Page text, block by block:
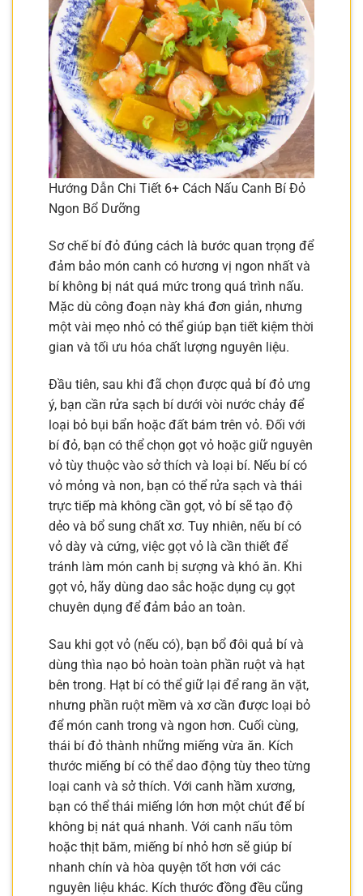
Hướng Dẫn Chi Tiết 6+ Cách Nấu Canh Bí Đỏ
Ngon Bổ Dưỡng
Sơ chế bí đỏ đúng cách là bước quan trọng để
đảm bảo món canh có hương vị ngon nhất và
bí không bị nát quá mức trong quá trình nấu.
Mặc dù công đoạn này khá đơn giản, nhưng
một vài mẹo nhỏ có thể giúp bạn tiết kiệm thời
gian và tối ưu hóa chất lượng nguyên liệu.
Đầu tiên, sau khi đã chọn được quả bí đỏ ưng
ý, bạn cần rửa sạch bí dưới vòi nước chảy để
loại bỏ bụi bẩn hoặc đất bám trên vỏ. Đối với
bí đỏ, bạn có thể chọn gọt vỏ hoặc giữ nguyên
vỏ tùy thuộc vào sở thích và loại bí. Nếu bí có
vỏ mỏng và non, bạn có thể rửa sạch và thái
trực tiếp mà không cần gọt, vỏ bí sẽ tạo độ
dẻo và bổ sung chất xơ. Tuy nhiên, nếu bí có
vỏ dày và cứng, việc gọt vỏ là cần thiết để
tránh làm món canh bị sượng và khó ăn. Khi
gọt vỏ, hãy dùng dao sắc hoặc dụng cụ gọt
chuyên dụng để đảm bảo an toàn.
Sau khi gọt vỏ (nếu có), bạn bổ đôi quả bí và
dùng thìa nạo bỏ hoàn toàn phần ruột và hạt
bên trong. Hạt bí có thể giữ lại để rang ăn vặt,
nhưng phần ruột mềm và xơ cần được loại bỏ
để món canh trong và ngon hơn. Cuối cùng,
thái bí đỏ thành những miếng vừa ăn. Kích
thước miếng bí có thể dao động tùy theo từng
loại canh và sở thích. Với canh hầm xương,
bạn có thể thái miếng lớn hơn một chút để bí
không bị nát quá nhanh. Với canh nấu tôm
hoặc thịt băm, miếng bí nhỏ hơn sẽ giúp bí
nhanh chín và hòa quyện tốt hơn với các
nguyên liệu khác. Kích thước đồng đều cũng